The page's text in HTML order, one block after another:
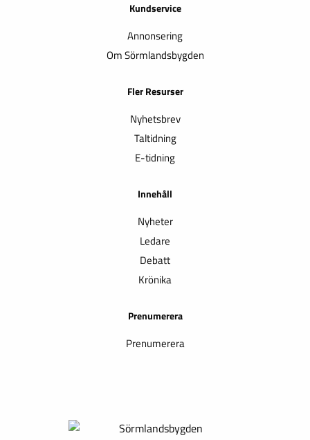
Kundservice
Annonsering
Om Sörmlandsbygden
Fler Resurser
Nyhetsbrev
Taltidning
E-tidning
Innehåll
Nyheter
Ledare
Debatt
Krönika
Prenumerera
Prenumerera